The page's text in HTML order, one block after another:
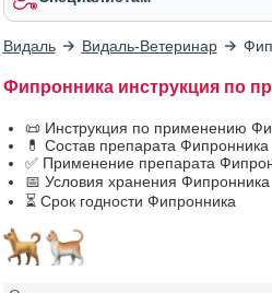
Видаль Видаль-Ветеринар
Фипронника инструкция по
📜 Инструкция по применению
💊 Состав препарата Фипронника
✅ Применение препарата
📅 Условия хранения Фипронника
⏳ Срок годности Фипронника